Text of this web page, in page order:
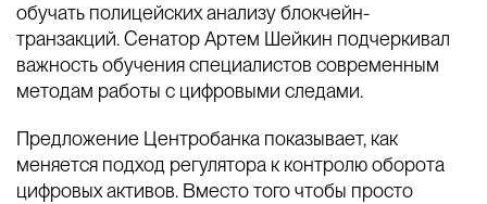
обучать полицейских анализу блокчейн-
транзакций. Сенатор Артем Шейкин подчеркивал
важность обучения специалистов современным
методам работы с цифровыми следами.
Предложение Центробанка показывает, как
меняется подход регулятора к контролю оборота
цифровых активов. Вместо того чтобы просто